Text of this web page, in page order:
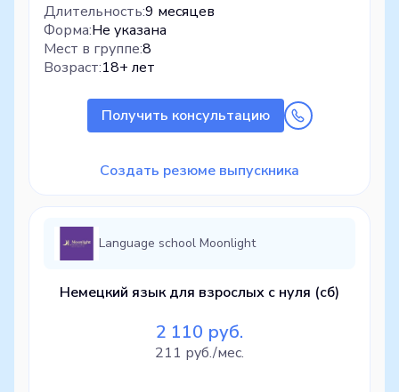
Длительность:9 месяцев
Форма:Не указана
Мест в группе:8
Возраст:18+ лет
Получить консультацию
Создать резюме выпускника
Language school Moonlight
Немецкий язык для взрослых с нуля (сб)
2 110 руб.
211 руб./мес.